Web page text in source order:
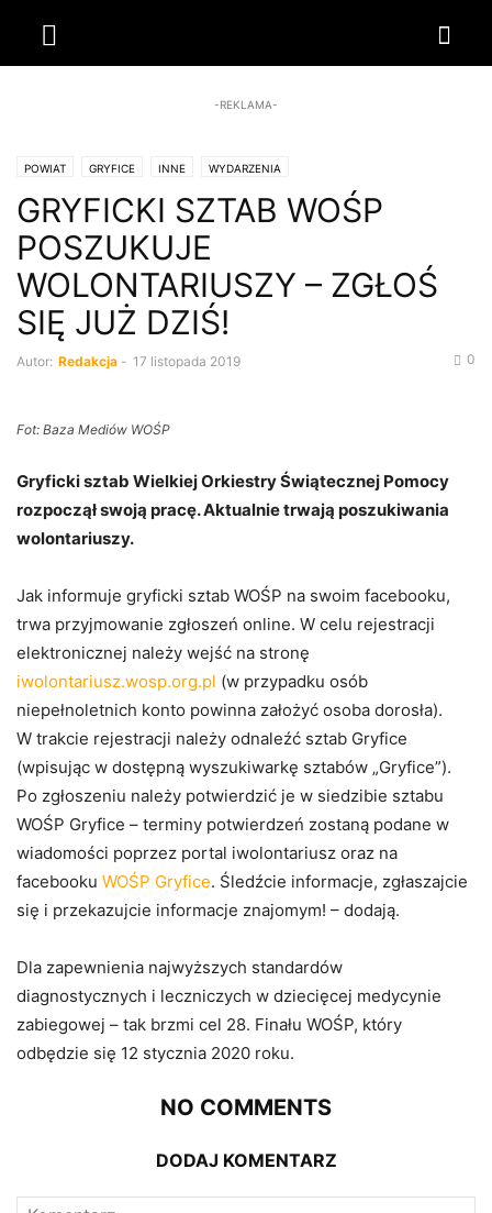
-REKLAMA-
POWIAT GRYFICE INNE WYDARZENIA
GRYFICKI SZTAB WOŚP
POSZUKUJE
WOLONTARIUSZY – ZGŁOŚ
SIĘ JUŻ DZIŚ!
Autor: Redakcja - 17 listopada 2019 0
Fot: Baza Mediów WOŚP
Gryficki sztab Wielkiej Orkiestry Świątecznej Pomocy
rozpoczął swoją pracę. Aktualnie trwają poszukiwania
wolontariuszy.
Jak informuje gryficki sztab WOŚP na swoim facebooku,
trwa przyjmowanie zgłoszeń online. W celu rejestracji
elektronicznej należy wejść na stronę
iwolontariusz.wosp.org.pl (w przypadku osób
niepełnoletnich konto powinna założyć osoba dorosła).
W trakcie rejestracji należy odnaleźć sztab Gryfice
(wpisując w dostępną wyszukiwarkę sztabów „Gryfice”).
Po zgłoszeniu należy potwierdzić je w siedzibie sztabu
WOŚP Gryfice – terminy potwierdzeń zostaną podane w
wiadomości poprzez portal iwolontariusz oraz na
facebooku WOŚP Gryfice. Śledźcie informacje, zgłaszajcie
się i przekazujcie informacje znajomym! – dodają.
Dla zapewnienia najwyższych standardów
diagnostycznych i leczniczych w dziecięcej medycynie
zabiegowej – tak brzmi cel 28. Finału WOŚP, który
odbędzie się 12 stycznia 2020 roku.
NO COMMENTS
DODAJ KOMENTARZ